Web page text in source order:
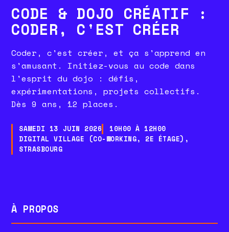
CODE & DOJO CRÉATIF :
CODER, C'EST CRÉER
Coder, c'est créer, et ça s'apprend en
s'amusant. Initiez-vous au code dans
l'esprit du dojo : défis,
expérimentations, projets collectifs.
Dès 9 ans, 12 places.
SAMEDI 13 JUIN 2026
10H00 À 12H00
DIGITAL VILLAGE (CO-WORKING, 2E ÉTAGE),
STRASBOURG
À PROPOS